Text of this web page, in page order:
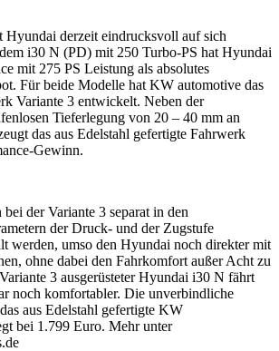
derzeit eindrucksvoll auf sich
i30 N (PD) mit 250 Turbo-PS hat Hyundai
mit 275 PS Leistung als absolutes
Für beide Modelle hat KW automotive das
Variante 3 entwickelt. Neben der
Tieferlegung von 20 – 40 mm an
das aus Edelstahl gefertigte Fahrwerk
Gewinn.
der Variante 3 separat in den
der Druck- und der Zugstufe
werden, umso den Hyundai noch direkter mit
ohne dabei den Fahrkomfort außer Acht zu
3 ausgerüsteter Hyundai i30 N fährt
noch komfortabler. Die unverbindliche
aus Edelstahl gefertigte KW
bei 1.799 Euro. Mehr unter